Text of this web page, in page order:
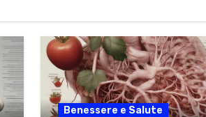
Benessere e Salute